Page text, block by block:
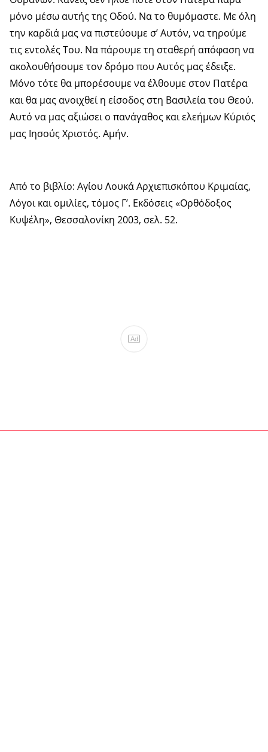
μόνο μέσω αυτής της Οδού. Να το θυμόμαστε. Με όλη
την καρδιά μας να πιστεύουμε σ’ Αυτόν, να τηρούμε
τις εντολές Του. Να πάρουμε τη σταθερή απόφαση να
ακολουθήσουμε τον δρόμο που Αυτός μας έδειξε.
Μόνο τότε θα μπορέσουμε να έλθουμε στον Πατέρα
και θα μας ανοιχθεί η είσοδος στη Βασιλεία του Θεού.
Αυτό να μας αξιώσει ο πανάγαθος και ελεήμων Κύριός
μας Ιησούς Χριστός. Αμήν.
Από το βιβλίο: Αγίου Λουκά Αρχιεπισκόπου Κριμαίας,
Λόγοι και ομιλίες, τόμος Γ’. Εκδόσεις «Ορθόδοξος
Κυψέλη», Θεσσαλονίκη 2003, σελ. 52.
Ad